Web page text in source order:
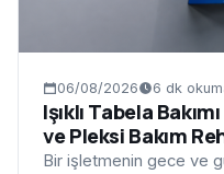
06/08/2026 6 dk
Işıklı Tabela
ve Pleksi Bakım
Bir işletmenin gece ve